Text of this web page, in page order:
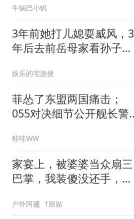
亿合同没你根本签不了
牛锅巴小钒
3年前她打儿媳耍威风，3
年后去前岳母家看孙子，
娱乐的宅急便
菲怂了东盟两国痛击；
055对决细节公开舰长警
冰｜辣晚报20260805
蛙哇WW
家宴上，被婆婆当众扇三
巴掌，我装傻没还手，悄
夫全家10人被新户主请出
户外阿毽 1跟贴